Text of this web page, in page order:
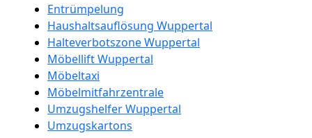
Entrümpelung
Haushaltsauflösung Wuppertal
Halteverbotszone Wuppertal
Möbellift Wuppertal
Möbeltaxi
Möbelmitfahrzentrale
Umzugshelfer Wuppertal
Umzugskartons